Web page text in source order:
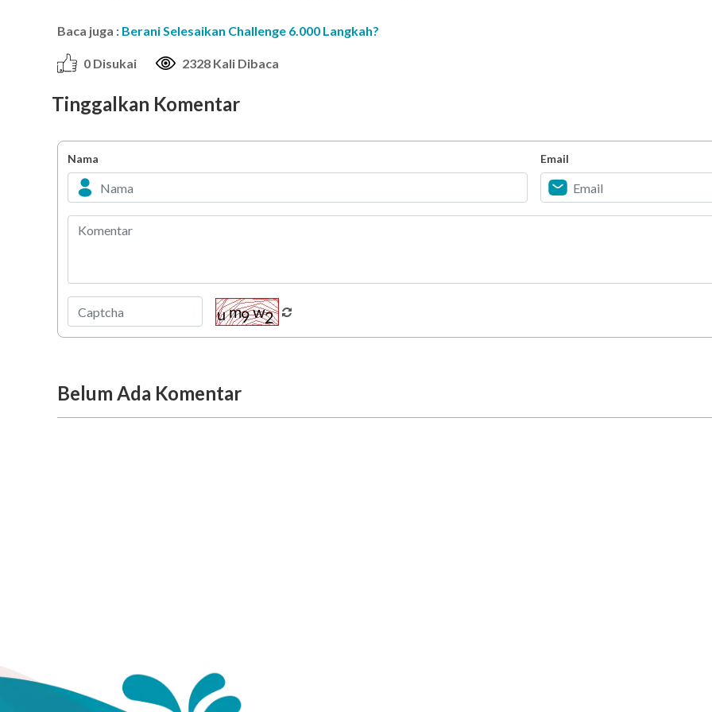
Baca juga : Berani Selesaikan Challenge 6.000 Langkah?
0 Disukai 2328 Kali Dibaca
Tinggalkan Komentar
Nama Email
Belum Ada Komentar